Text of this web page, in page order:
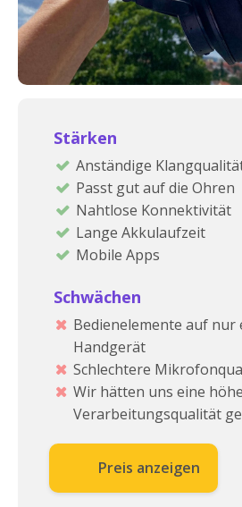
Stärken
Anständige
Passt gut auf die Ohren
Nahtlose Konnektivität
Lange Akkulaufzeit
Mobile Apps
Schwächen
Bedienelemente auf nur
Handgerät
Schlechtere
Wir hätten uns eine
Verarbeitungsqualität
Preis anzeigen